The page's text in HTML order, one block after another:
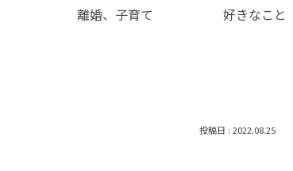
離婚、子育て 好きなこと
2022.08.25